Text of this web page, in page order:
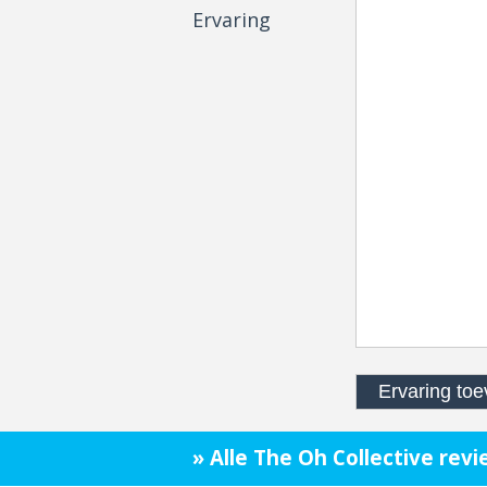
Ervaring
» Alle The Oh Collective